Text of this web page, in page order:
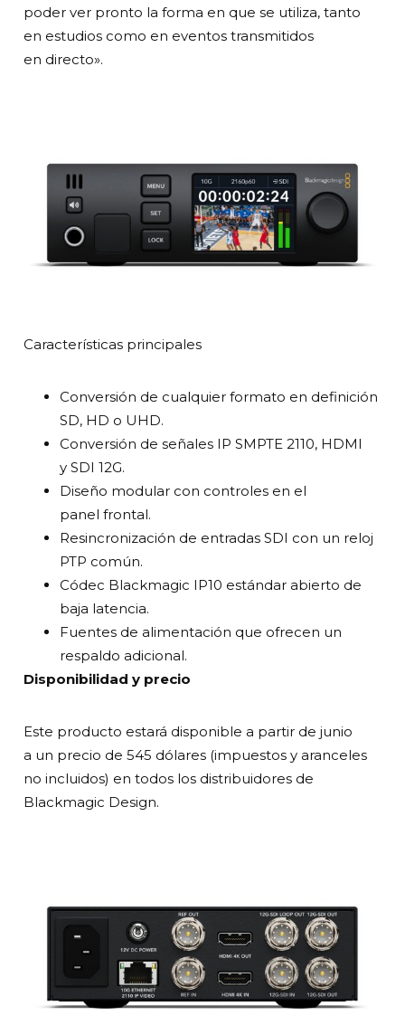
poder ver pronto la forma en que se utiliza, tanto
en estudios como en eventos transmitidos
en directo».
Características principales
Conversión de cualquier formato en definición
SD, HD o UHD.
Conversión de señales IP SMPTE 2110, HDMI
y SDI 12G.
Diseño modular con controles en el
panel frontal.
Resincronización de entradas SDI con un reloj
PTP común.
Códec Blackmagic IP10 estándar abierto de
baja latencia.
Fuentes de alimentación que ofrecen un
respaldo adicional.
Disponibilidad y precio
Este producto estará disponible a partir de junio
a un precio de 545 dólares (impuestos y aranceles
no incluidos) en todos los distribuidores de
Blackmagic Design.